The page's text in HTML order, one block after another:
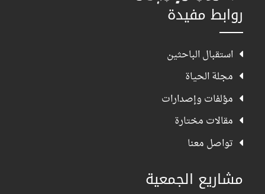
روابط مفيدة
استقبال الباحثين
مجلة الحياة
مؤلفات وإصدارات
مقالات مختارة
تواصل معنا
مشاريع الجمعية